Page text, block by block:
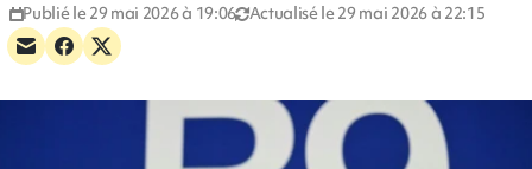
Publié le 29 mai 2026 à 19:06 Actualisé le 29 mai 2026 à 22:15